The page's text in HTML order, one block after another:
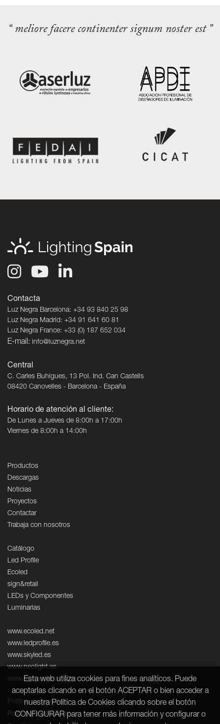
“ meliore facere continenter signum noster est ”
Contacta
Luz Negra Barcelona: +34 93 840 25 98
Luz Negra Madrid: +34 91 641 60 81
Luz Negra France: +33 (0) 187 652 034
E-mail: info@luznegra.net
Central
C. Carles Buhigues, 13 Pol. Ind. Can Castells
08420 Canovelles - Barcelona - España
Horario de atención al cliente:
De Lunes a Jueves de 8:00h a 17:00h
Viernes de 8:00h a 14:00h
Productos
Descargas
Noticias
Proyectos
Contactar
Trabaja con nosotros
Catálogo
Led Profile
Ecoled
sign&retail
LEDs y Componentes
Luminarias
www.ecoled.net
www.ledprofile.es
www.skyled.es
www.neolight.es
www.signandretail.com
Política de cookies
Política de privacidad
Esta web utiliza cookies para fines analíticos. Puede
aceptarlas clicando en el botón ACEPTAR o bien acceder a
nuestra Política de Cookies clicando sobre el botón
CONFIGURAR para tener más información y configurar o